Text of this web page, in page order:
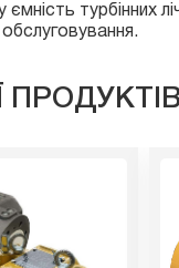
турбінних
ПРОДУКТІВ